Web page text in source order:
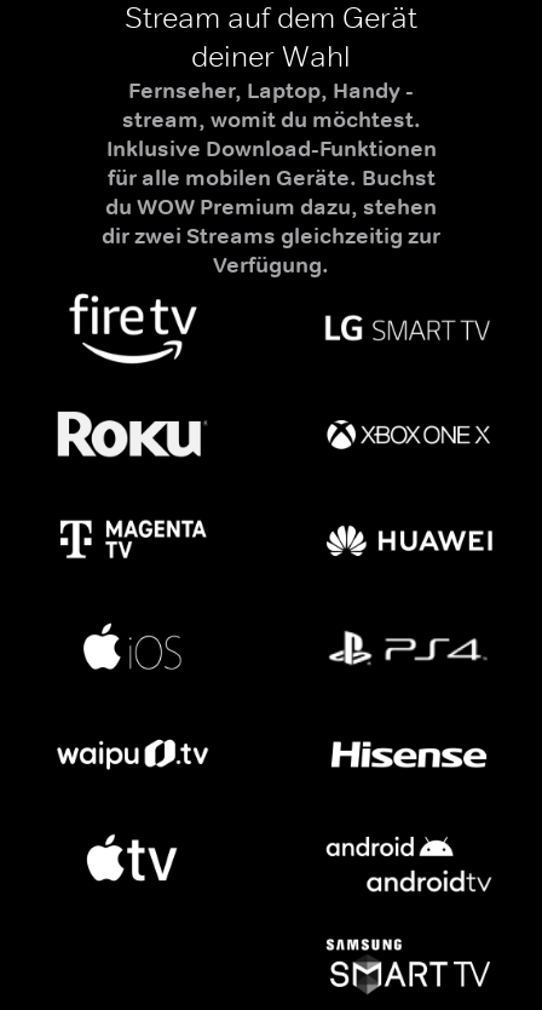
Stream auf dem Gerät
deiner Wahl
Fernseher, Laptop, Handy -
stream, womit du möchtest.
Inklusive Download-Funktionen
für alle mobilen Geräte. Buchst
du WOW Premium dazu, stehen
dir zwei Streams gleichzeitig zur
Verfügung.